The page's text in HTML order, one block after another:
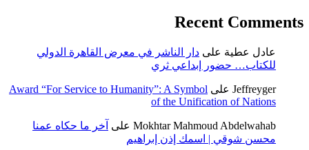
Recent Comments
عادل عطية على دار الناشر في معرض القاهرة الدولي
للكتاب… حضور إبداعي ثري
Jeffreyger على Award “For Service to Humanity”: A Symbol
of the Unification of Nations
Mokhtar Mahmoud Abdelwahab على آخر ما حكاه عمنا
محسن شوقي | اسمك إذن إبراهيم